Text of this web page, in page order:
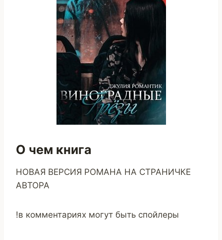
О чем книга
НОВАЯ ВЕРСИЯ РОМАНА НА СТРАНИЧКЕ
АВТОРА
!в комментариях могут быть спойлеры